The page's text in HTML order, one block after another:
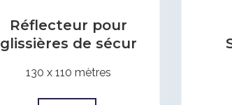
Réflecteur pour
glissières de sécur
130 x 110 mètres